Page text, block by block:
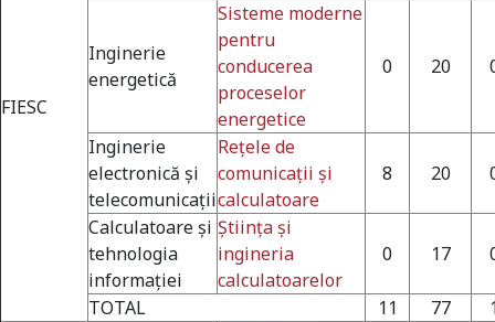
FIESC
Inginerie
energetică
Sisteme moderne
pentru
conducerea
proceselor
energetice
0 20
Inginerie
electronică şi
telecomunicaţii
Reţele de
comunicaţii şi
calculatoare
8 20
Calculatoare și
tehnologia
informației
Ştiinţa şi
ingineria
calculatoarelor
0 17
TOTAL 11 77